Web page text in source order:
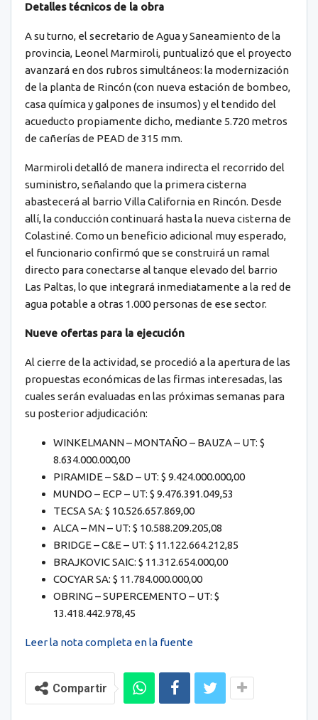
Detalles técnicos de la obra
A su turno, el secretario de Agua y Saneamiento de la
provincia, Leonel Marmiroli, puntualizó que el proyecto
avanzará en dos rubros simultáneos: la modernización
de la planta de Rincón (con nueva estación de bombeo,
casa química y galpones de insumos) y el tendido del
acueducto propiamente dicho, mediante 5.720 metros
de cañerías de PEAD de 315 mm.
Marmiroli detalló de manera indirecta el recorrido del
suministro, señalando que la primera cisterna
abastecerá al barrio Villa California en Rincón. Desde
allí, la conducción continuará hasta la nueva cisterna de
Colastiné. Como un beneficio adicional muy esperado,
el funcionario confirmó que se construirá un ramal
directo para conectarse al tanque elevado del barrio
Las Paltas, lo que integrará inmediatamente a la red de
agua potable a otras 1.000 personas de ese sector.
Nueve ofertas para la ejecución
Al cierre de la actividad, se procedió a la apertura de las
propuestas económicas de las firmas interesadas, las
cuales serán evaluadas en las próximas semanas para
su posterior adjudicación:
WINKELMANN – MONTAÑO – BAUZA – UT: $
8.634.000.000,00
PIRAMIDE – S&D – UT: $ 9.424.000.000,00
MUNDO – ECP – UT: $ 9.476.391.049,53
TECSA SA: $ 10.526.657.869,00
ALCA – MN – UT: $ 10.588.209.205,08
BRIDGE – C&E – UT: $ 11.122.664.212,85
BRAJKOVIC SAIC: $ 11.312.654.000,00
COCYAR SA: $ 11.784.000.000,00
OBRING – SUPERCEMENTO – UT: $
13.418.442.978,45
Leer la nota completa en la fuente
Compartir